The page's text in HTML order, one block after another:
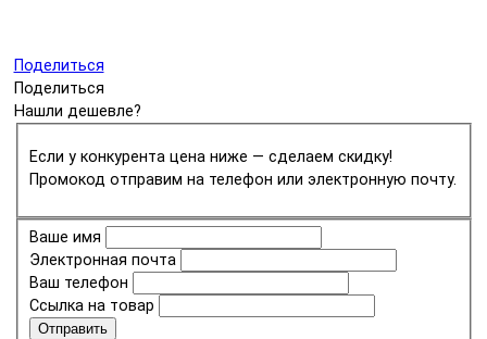
Поделиться
Поделиться
Нашли дешевле?
Если у конкурента цена ниже — сделаем скидку!
Промокод отправим на телефон или электронную почту.
Ваше имя
Электронная почта
Ваш телефон
Ссылка на товар
Отправить